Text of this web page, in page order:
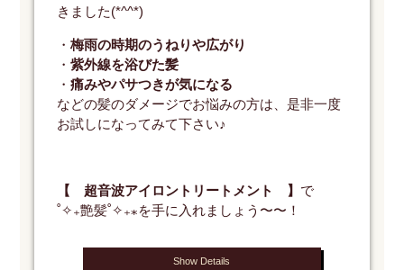
きました(*^^*)
・梅雨の時期のうねりや広がり
・紫外線を浴びた髪
・痛みやパサつきが気になる
などの髪のダメージでお悩みの方は、是非一度
お試しになってみて下さい♪
【 超音波アイロントリートメント 】 で
˚✧₊艶髪˚✧₊⁎を手に入れましょう〜〜！
Show Details